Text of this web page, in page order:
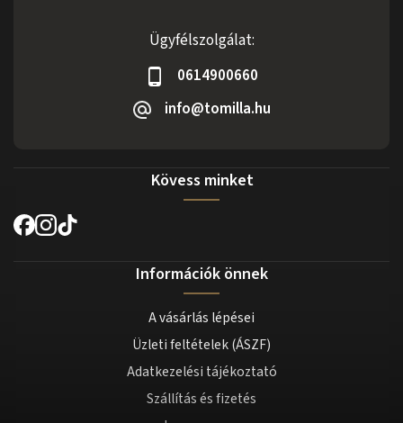
Ügyfélszolgálat:
0614900660
info@tomilla.hu
Kövess minket
Információk önnek
A vásárlás lépései
Üzleti feltételek (ÁSZF)
Adatkezelési tájékoztató
Szállítás és fizetés